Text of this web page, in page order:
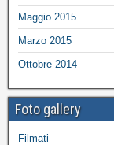
Maggio 2015
Marzo 2015
Ottobre 2014
Foto gallery
Filmati